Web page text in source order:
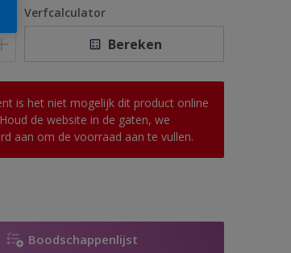
Verfcalculator
Bereken
is het niet mogelijk dit product online
de website in de gaten, we
aan om de voorraad aan te vullen.
Boodschappenlijst